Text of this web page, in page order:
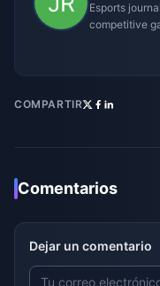
Esports
competitive
COMPARTIR
Comentarios
Dejar un comentario